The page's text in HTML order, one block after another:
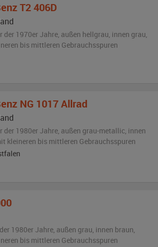
T2 406D
der 1970er Jahre, außen hellgrau, innen grau,
bis mittleren Gebrauchsspuren
NG 1017 Allrad
der 1980er Jahre, außen grau-metallic, innen
kleineren bis mittleren Gebrauchsspuren
1980er Jahre, außen grau, innen braun,
bis mittleren Gebrauchsspuren